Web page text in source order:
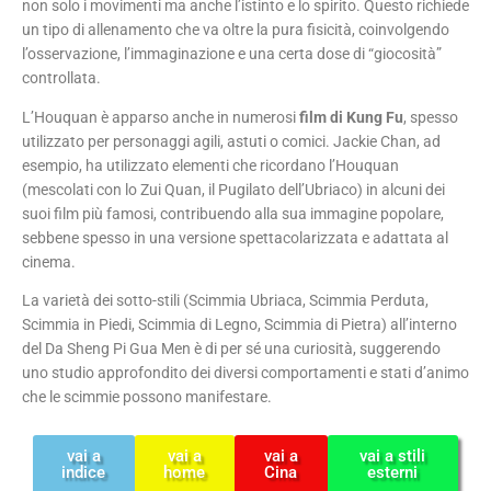
non solo i movimenti ma anche l’istinto e lo spirito. Questo richiede
un tipo di allenamento che va oltre la pura fisicità, coinvolgendo
l’osservazione, l’immaginazione e una certa dose di “giocosità”
controllata.
L’Houquan è apparso anche in numerosifilm di Kung Fu, spesso
utilizzato per personaggi agili, astuti o comici. Jackie Chan, ad
esempio, ha utilizzato elementi che ricordano l’Houquan
(mescolati con lo Zui Quan, il Pugilato dell’Ubriaco) in alcuni dei
suoi film più famosi, contribuendo alla sua immagine popolare,
sebbene spesso in una versione spettacolarizzata e adattata al
cinema.
La varietà dei sotto-stili (Scimmia Ubriaca, Scimmia Perduta,
Scimmia in Piedi, Scimmia di Legno, Scimmia di Pietra) all’interno
del Da Sheng Pi Gua Men è di per sé una curiosità, suggerendo
uno studio approfondito dei diversi comportamenti e stati d’animo
che le scimmie possono manifestare.
vai a
indice
vai a
home
vai a
Cina
vai a stili
esterni